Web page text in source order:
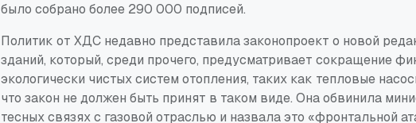
было собрано более 290 000 подписей.
Политик от ХДС недавно представила законопроект о новой
зданий, который, среди прочего, предусматривает сокращение
экологически чистых систем отопления, таких как тепловые
что закон не должен быть принят в таком виде. Она обвинила
тесных связях с газовой отраслью и назвала это «фронтальной